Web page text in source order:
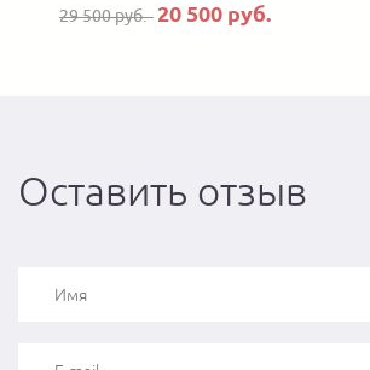
29 500 руб. 20 500 руб.
Оставить отзыв